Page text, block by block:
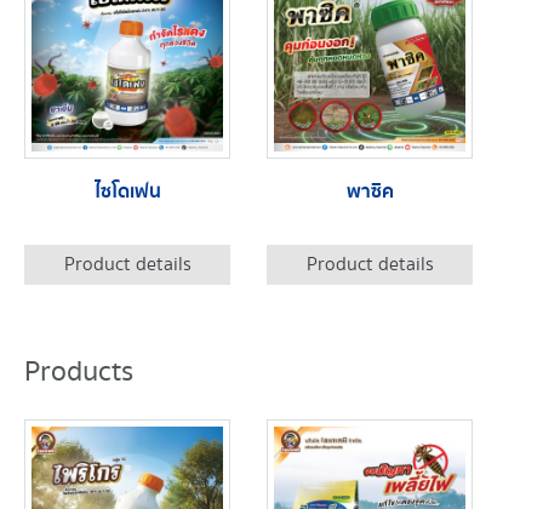
ไซโดเฟน
Product details
พาซิค
Product details
Products